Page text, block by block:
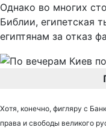
Однако во многих
Библии, египетская
египтянам за отказ
Хотя, конечно, фигляру с
права и свободы великого